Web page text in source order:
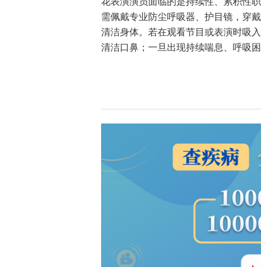
需佩戴专业防尘呼吸器、护目镜，穿
清洁身体。若在观看节目或表演时吸
清洁口鼻；一旦出现持续喘息、呼吸